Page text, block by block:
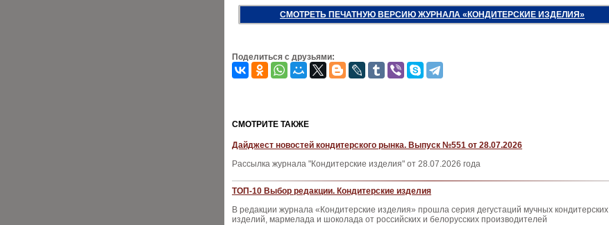
СМОТРЕТЬ ПЕЧАТНУЮ ВЕРСИЮ ЖУРНАЛА «КОНДИТЕРСКИЕ ИЗДЕЛИЯ»
Поделиться с друзьями:
CМОТРИТЕ ТАКЖЕ
Дайджест новостей кондитерского рынка. Выпуск №551 от 28.07.2026
Рассылка журнала "Кондитерские изделия" от 28.07.2026 года
ТОП-10 Выбор редакции. Кондитерские изделия
В редакции журнала «Кондитерские изделия» прошла серия дегустаций мучных кондитерских
изделий, мармелада и шоколада от российских и белорусских производителей